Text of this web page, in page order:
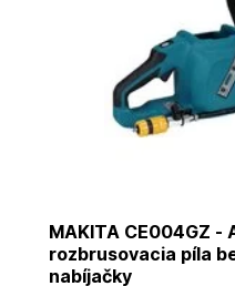
MAKITA CE004GZ -
rozbrusovacia píla
nabíjačky